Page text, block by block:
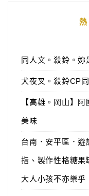
同人文。殺鈴。妳
犬夜叉。殺鈴CP
【高雄。岡山】
美味
台南．安平區．
指、製作性格糖果
大人小孩不亦樂乎